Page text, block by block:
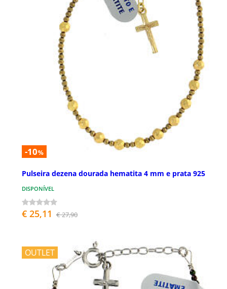
-10%
Pulseira dezena dourada hematita 4 mm e prata 925
DISPONÍVEL
€ 25,11 € 27,90
OUTLET